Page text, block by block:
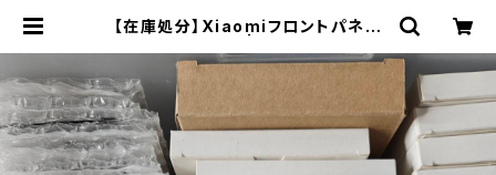
【在庫処分】Xiaomiフロントパネル
NLINE STORE